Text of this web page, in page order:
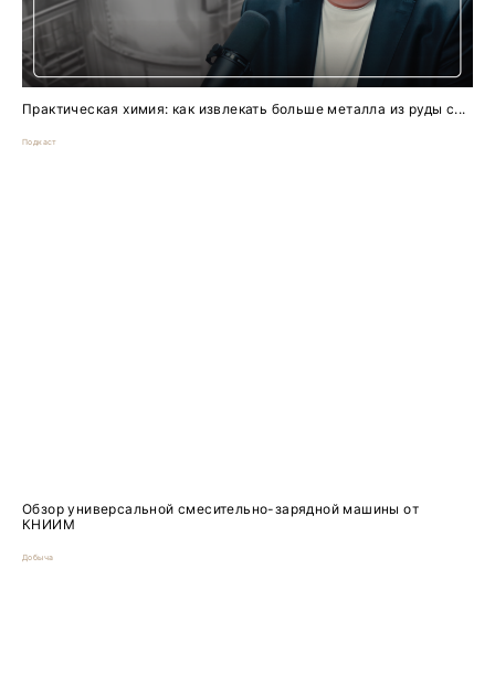
Практическая химия: как извлекать больше металла из руды с...
Подкаст
Обзор универсальной смесительно-зарядной машины от
КНИИМ
Добыча